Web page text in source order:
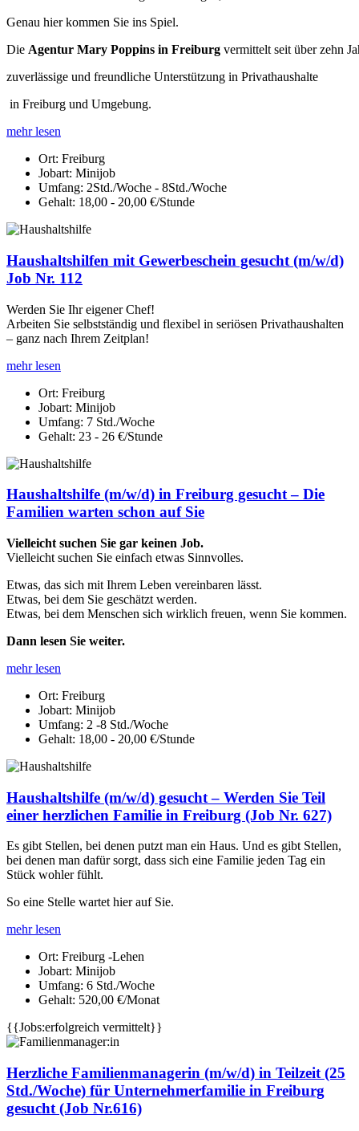
Genau hier kommen Sie ins Spiel.
Die Agentur Mary Poppins in Freiburg vermittelt seit über zehn
zuverlässige und freundliche Unterstützung in Privathaushalte
in Freiburg und Umgebung.
mehr lesen
Ort: Freiburg
Jobart: Minijob
Umfang: 2Std./Woche - 8Std./Woche
Gehalt: 18,00 - 20,00 €/Stunde
Haushaltshilfen mit Gewerbeschein gesucht (m/w/d)
Job Nr. 112
Werden Sie Ihr eigener Chef!
Arbeiten Sie selbstständig und flexibel in seriösen Privathaushalten
– ganz nach Ihrem Zeitplan!
mehr lesen
Ort: Freiburg
Jobart: Minijob
Umfang: 7 Std./Woche
Gehalt: 23 - 26 €/Stunde
Haushaltshilfe (m/w/d) in Freiburg gesucht – Die
Familien warten schon auf Sie
Vielleicht suchen Sie gar keinen Job.
Vielleicht suchen Sie einfach etwas Sinnvolles.
Etwas, das sich mit Ihrem Leben vereinbaren lässt.
Etwas, bei dem Sie geschätzt werden.
Etwas, bei dem Menschen sich wirklich freuen, wenn Sie kommen.
Dann lesen Sie weiter.
mehr lesen
Ort: Freiburg
Jobart: Minijob
Umfang: 2 -8 Std./Woche
Gehalt: 18,00 - 20,00 €/Stunde
Haushaltshilfe (m/w/d) gesucht – Werden Sie Teil
einer herzlichen Familie in Freiburg (Job Nr. 627)
Es gibt Stellen, bei denen putzt man ein Haus. Und es gibt Stellen,
bei denen man dafür sorgt, dass sich eine Familie jeden Tag ein
Stück wohler fühlt.
So eine Stelle wartet hier auf Sie.
mehr lesen
Ort: Freiburg -Lehen
Jobart: Minijob
Umfang: 6 Std./Woche
Gehalt: 520,00 €/Monat
{{Jobs:erfolgreich vermittelt}}
Herzliche Familienmanagerin (m/w/d) in Teilzeit (25
Std./Woche) für Unternehmerfamilie in Freiburg
gesucht (Job Nr.616)